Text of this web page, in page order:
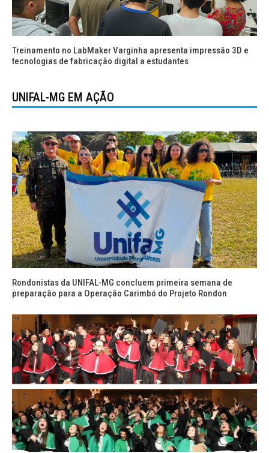
Treinamento no LabMaker Varginha apresenta impressão 3D e
tecnologias de fabricação digital a estudantes
UNIFAL-MG EM AÇÃO
Rondonistas da UNIFAL-MG concluem primeira semana de
preparação para a Operação Carimbó do Projeto Rondon